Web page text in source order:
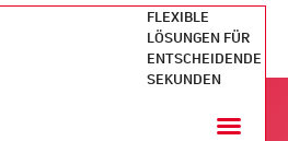
FLEXIBLE
LÖSUNGEN FÜR
ENTSCHEIDENDE
SEKUNDEN